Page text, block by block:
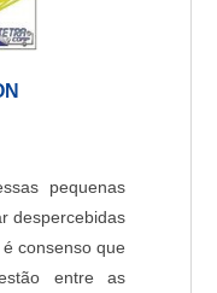
pequenas
despercebidas
consenso que
entre as